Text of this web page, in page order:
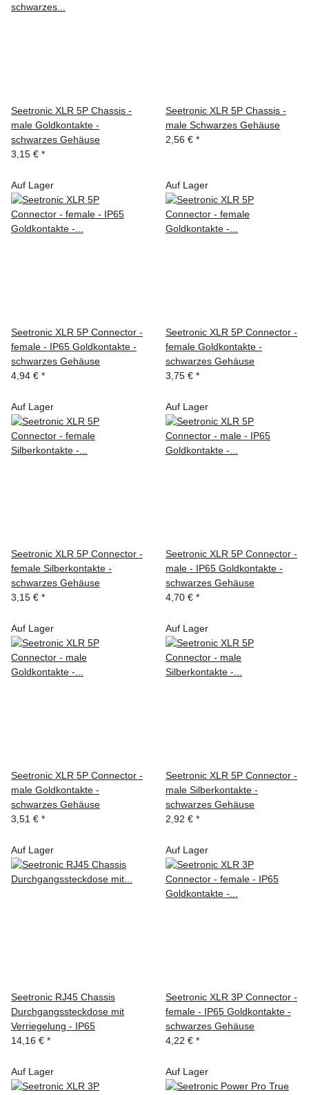
Seetronic XLR 5P Chassis -
male Goldkontakte -
schwarzes Gehäuse
3,15 € *
Seetronic XLR 5P Chassis -
male Schwarzes Gehäuse
2,56 € *
Auf Lager
Seetronic XLR 5P Connector -
female - IP65 Goldkontakte -
schwarzes Gehäuse
4,94 € *
Auf Lager
Seetronic XLR 5P Connector -
female Goldkontakte -
schwarzes Gehäuse
3,75 € *
Auf Lager
Seetronic XLR 5P Connector -
female Silberkontakte -
schwarzes Gehäuse
3,15 € *
Auf Lager
Seetronic XLR 5P Connector -
male - IP65 Goldkontakte -
schwarzes Gehäuse
4,70 € *
Auf Lager
Seetronic XLR 5P Connector -
male Goldkontakte -
schwarzes Gehäuse
3,51 € *
Auf Lager
Seetronic XLR 5P Connector -
male Silberkontakte -
schwarzes Gehäuse
2,92 € *
Auf Lager
Seetronic RJ45 Chassis
Durchgangssteckdose mit
Verriegelung - IP65
14,16 € *
Auf Lager
Seetronic XLR 3P Connector -
female - IP65 Goldkontakte -
schwarzes Gehäuse
4,22 € *
Auf Lager Auf Lager